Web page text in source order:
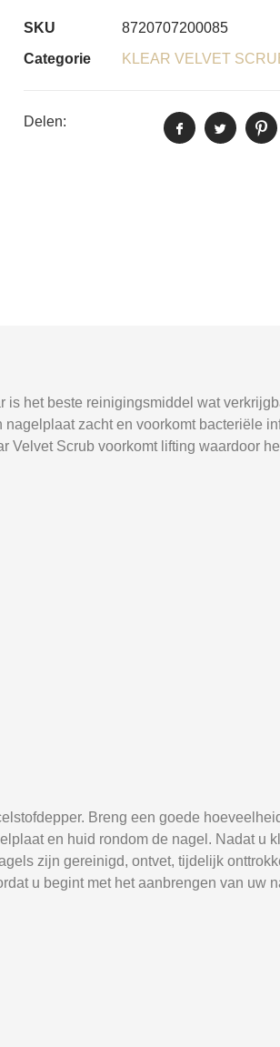
SKU
8720707200085
Categorie
KLEAR VELVET
Delen:
het beste reinigingsmiddel wat
zacht en voorkomt bacteriële
Scrub voorkomt lifting waardoor
Breng een goede
en huid rondom de nagel. Nadat u
zijn gereinigd, ontvet, tijdelijk
u begint met het aanbrengen van uw